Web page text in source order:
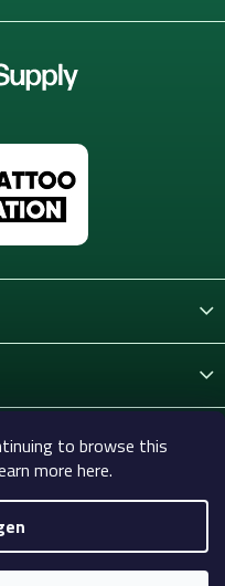
to browse this
more here.
Alles voor tatoeages en
voorbehouden.